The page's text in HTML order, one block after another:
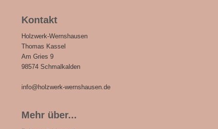
Kontakt
Holzwerk-Wernshausen
Thomas Kassel
Am Gries 9
98574 Schmalkalden
info@holzwerk-wernshausen.de
Mehr über...